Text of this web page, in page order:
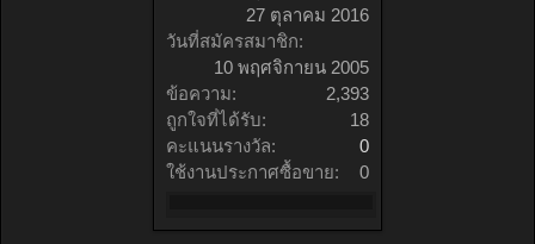
27 ตุลาคม 2016
วันที่สมัครสมาชิก:
10 พฤศจิกายน 2005
ข้อความ:
2,393
ถูกใจที่ได้รับ:
18
คะแนนรางวัล:
0
ใช้งานประกาศซื้อขาย:
0